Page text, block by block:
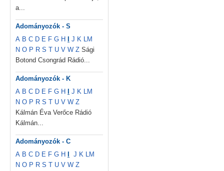
a...
Adományozók - S
A B C D E F G H J K LM
N O P R S T U V W Z Sági
Botond Csongrád Rádió...
Adományozók - K
A B C D E F G H J K LM
N O P R S T U V W Z
Kálmán Éva Verőce Rádió
Kálmán...
Adományozók - C
A B C D E F G H J K LM
N O P R S T U V W Z